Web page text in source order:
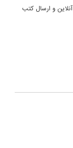
و ارسال کتب